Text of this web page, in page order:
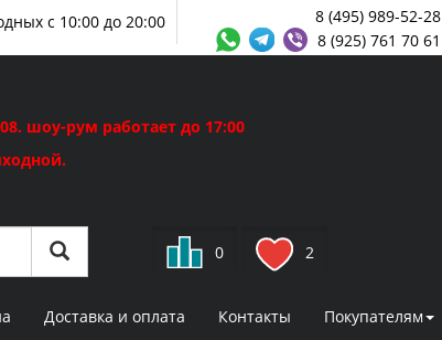
8 (495) 989-52-28
8 (925) 761 70 61
с 10:00 до 20:00
шоу-рум работает до 17:00
0 2
Доставка и оплата Контакты Покупателям